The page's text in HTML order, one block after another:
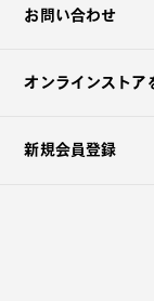
お問い合わせ
オンラインストア
新規会員登録